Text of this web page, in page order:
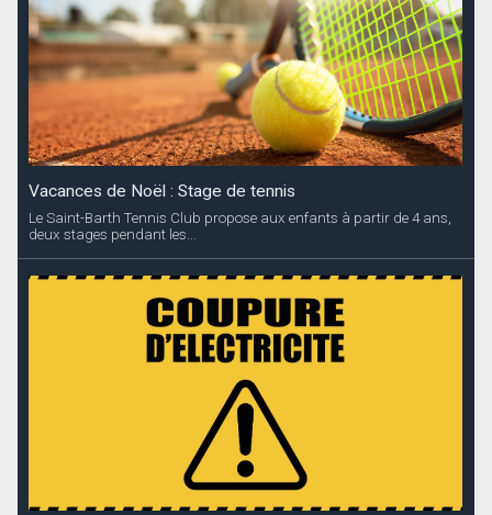
Vacances de Noël : Stage de tennis
Le Saint-Barth Tennis Club propose aux enfants à partir de 4 ans,
deux stages pendant les...